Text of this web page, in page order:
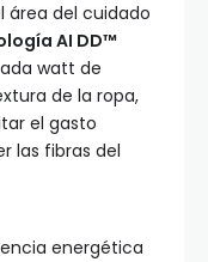
área del cuidado
AI DD™
watt de
de la ropa,
el gasto
las fibras del
energética